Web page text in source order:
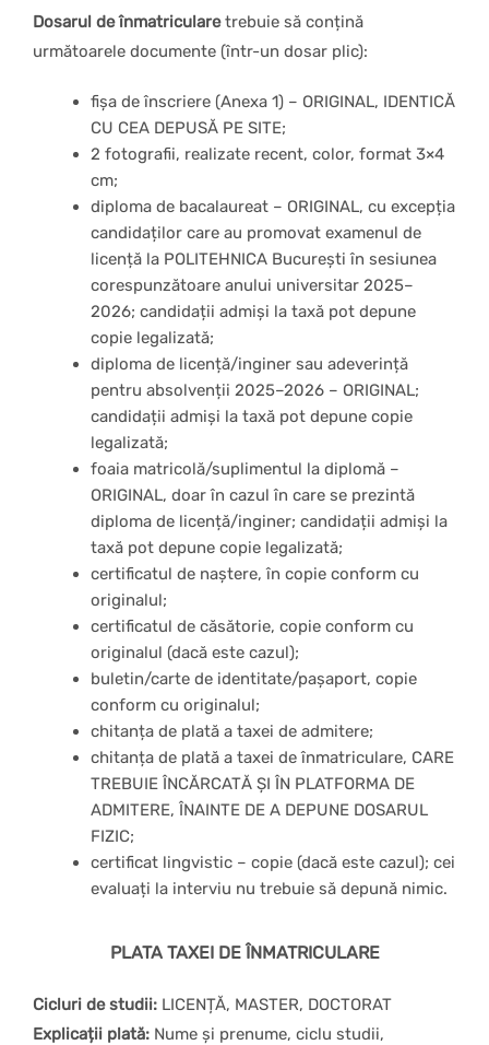
Dosarul de înmatricularetrebuie să conțină
următoarele documente (într-un dosar plic):
fișa de înscriere (Anexa 1) – ORIGINAL, IDENTICĂ
CU CEA DEPUSĂ PE SITE;
2 fotografii, realizate recent, color, format 3×4
cm;
diploma de bacalaureat – ORIGINAL, cu excepția
candidaților care au promovat examenul de
licență la POLITEHNICA București în sesiunea
corespunzătoare anului universitar 2025–
2026; candidații admiși la taxă pot depune
copie legalizată;
diploma de licență/inginer sau adeverință
pentru absolvenții 2025–2026 – ORIGINAL;
candidații admiși la taxă pot depune copie
legalizată;
foaia matricolă/suplimentul la diplomă –
ORIGINAL, doar în cazul în care se prezintă
diploma de licență/inginer; candidații admiși la
taxă pot depune copie legalizată;
certificatul de naștere, în copie conform cu
originalul;
certificatul de căsătorie, copie conform cu
originalul (dacă este cazul);
buletin/carte de identitate/pașaport, copie
conform cu originalul;
chitanța de plată a taxei de admitere;
chitanța de plată a taxei de înmatriculare, CARE
TREBUIE ÎNCĂRCATĂ ȘI ÎN PLATFORMA DE
ADMITERE, ÎNAINTE DE A DEPUNE DOSARUL
FIZIC;
certificat lingvistic – copie (dacă este cazul); cei
evaluați la interviu nu trebuie să depună nimic.
PLATA TAXEI DE ÎNMATRICULARE
Cicluri de studii: LICENȚĂ, MASTER, DOCTORAT
Explicații plată: Nume și prenume, ciclu studii,